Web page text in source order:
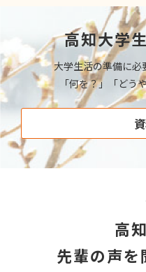
高知大学
大学生活の準備に必
「何を？」「どう
高
先輩の声を